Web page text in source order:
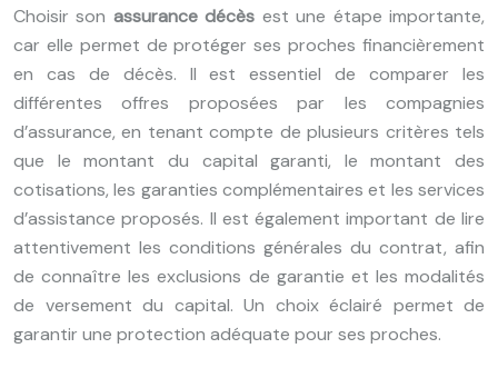
Choisir son assurance décès est une étape importante,
car elle permet de protéger ses proches financièrement
en cas de décès. Il est essentiel de comparer les
différentes offres proposées par les compagnies
d’assurance, en tenant compte de plusieurs critères tels
que le montant du capital garanti, le montant des
cotisations, les garanties complémentaires et les services
d’assistance proposés. Il est également important de lire
attentivement les conditions générales du contrat, afin
de connaître les exclusions de garantie et les modalités
de versement du capital. Un choix éclairé permet de
garantir une protection adéquate pour ses proches.